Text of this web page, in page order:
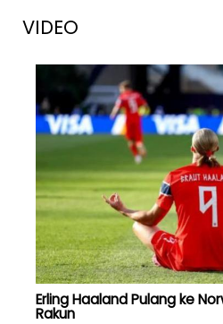
VIDEO
Erling Haaland Pulang ke
Rakun